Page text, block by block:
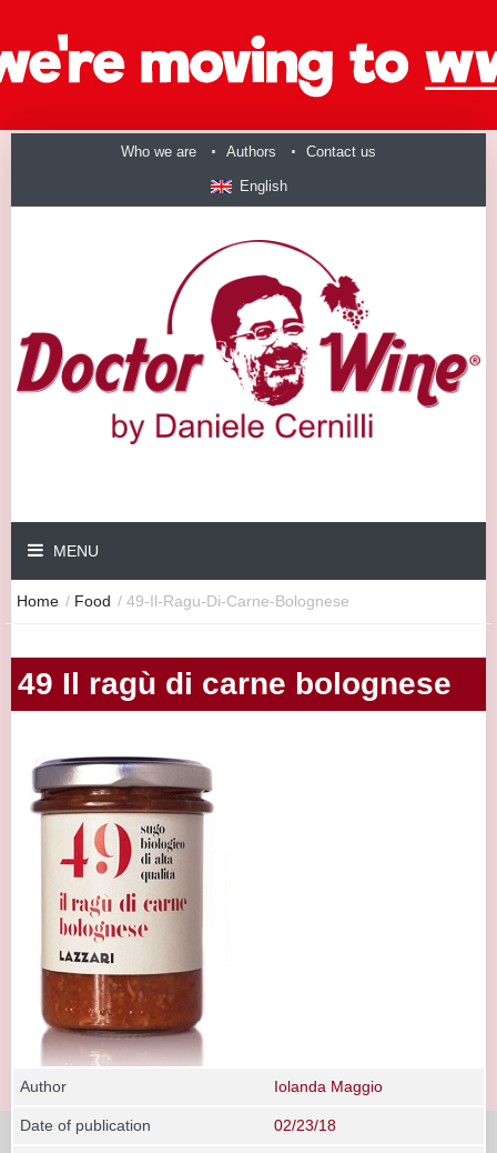
Who we are Authors Contact us
English
MENU
Home / Food / 49-Il-Ragu-Di-Carne-Bolognese
49 Il ragù di carne bolognese
Author Iolanda Maggio
Date of publication 02/23/18